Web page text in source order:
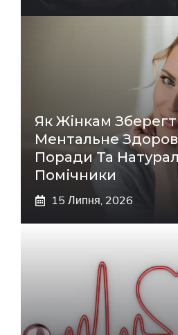
Як Жінкам
Ментальне
Поради Та
Помічники
15 Липня, 2026